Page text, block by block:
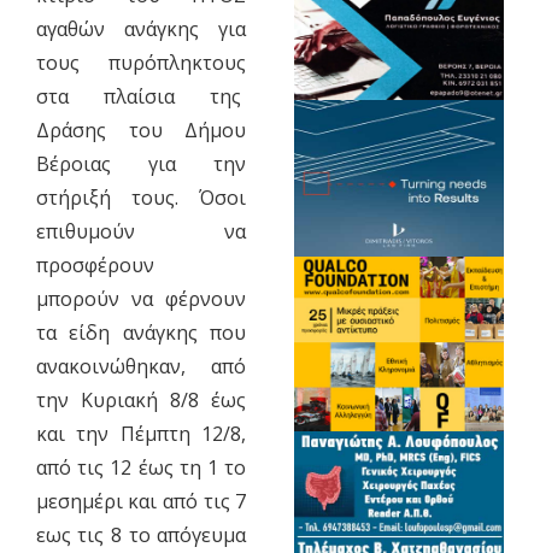
αγαθών ανάγκης για
τους πυρόπληκτους
στα πλαίσια της
Δράσης του Δήμου
Βέροιας για την
στήριξή τους. Όσοι
επιθυμούν να
προσφέρουν
μπορούν να φέρνουν
τα είδη ανάγκης που
ανακοινώθηκαν, από
την Κυριακή 8/8 έως
και την Πέμπτη 12/8,
από τις 12 έως τη 1 το
μεσημέρι και από τις 7
εως τις 8 το απόγευμα